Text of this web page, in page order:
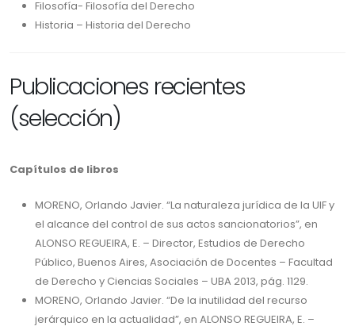
Filosofía- Filosofía del Derecho
Historia – Historia del Derecho
Publicaciones recientes
(selección)
Capítulos de libros
MORENO, Orlando Javier. “La naturaleza jurídica de la UIF y
el alcance del control de sus actos sancionatorios”, en
ALONSO REGUEIRA, E. – Director, Estudios de Derecho
Público, Buenos Aires, Asociación de Docentes – Facultad
de Derecho y Ciencias Sociales – UBA 2013, pág. 1129.
MORENO, Orlando Javier. “De la inutilidad del recurso
jerárquico en la actualidad”, en ALONSO REGUEIRA, E. –